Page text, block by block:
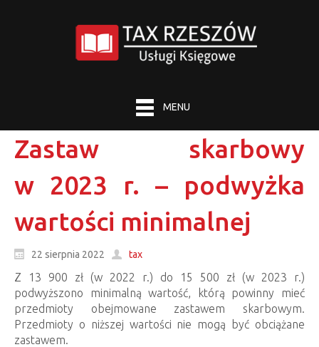
MENU
Zastaw skarbowy
w 2023 r. – podwyżka
wartości minimalnej
22 sierpnia 2022 tax
Z 13 900 zł (w 2022 r.) do 15 500 zł (w 2023 r.)
podwyższono minimalną wartość, którą powinny mieć
przedmioty obejmowane zastawem skarbowym.
Przedmioty o niższej wartości nie mogą być obciążane
zastawem.